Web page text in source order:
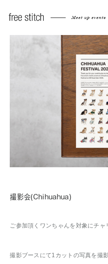
Meet up events
撮影会(Chihuahua)
ご参加頂くワンちゃんを対象にチャ
撮影ブースにて1カットの写真を撮